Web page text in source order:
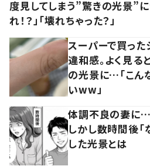
度見してしまう”驚きの光景”
れ！？」「壊れちゃった？」
スーパーで買った
違和感。よく見る
の光景に…「こん
いww」
体調不良の妻に…
しかし数時間後
した光景とは